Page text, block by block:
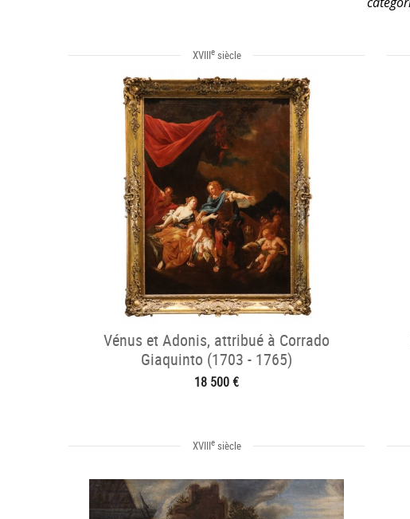
XVIIIesiècle
Vénus et Adonis, attribué à Corrado
Giaquinto (1703 - 1765)
18 500 €
XVIIIesiècle